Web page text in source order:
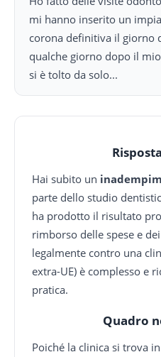
mi hanno inserito un
corona definitiva il giorno
qualche giorno dopo il
si è tolto da solo...
Hai subito un
parte dello studio
ha prodotto il risultato
rimborso delle spese e
legalmente contro una
extra-UE) è complesso e
pratica.
Quadro
Poiché la clinica si trova in